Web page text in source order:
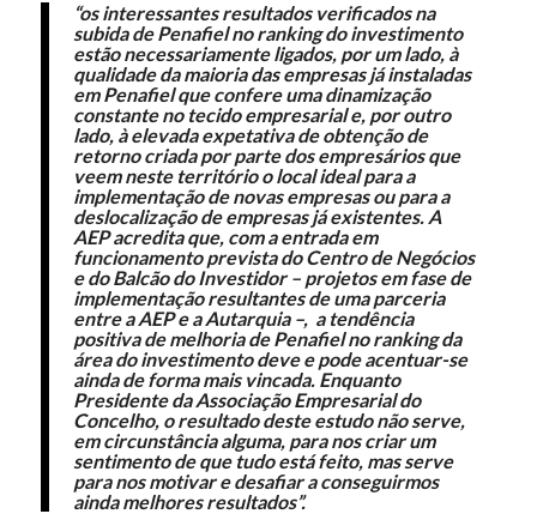
“os interessantes resultados verificados na
subida de Penafiel no ranking do investimento
estão necessariamente ligados, por um lado, à
qualidade da maioria das empresas já instaladas
em Penafiel que confere uma dinamização
constante no tecido empresarial e, por outro
lado, à elevada expetativa de obtenção de
retorno criada por parte dos empresários que
veem neste território o local ideal para a
implementação de novas empresas ou para a
deslocalização de empresas já existentes. A
AEP acredita que, com a entrada em
funcionamento prevista do Centro de Negócios
e do Balcão do Investidor – projetos em fase de
implementação resultantes de uma parceria
entre a AEP e a Autarquia –, a tendência
positiva de melhoria de Penafiel no ranking da
área do investimento deve e pode acentuar-se
ainda de forma mais vincada. Enquanto
Presidente da Associação Empresarial do
Concelho, o resultado deste estudo não serve,
em circunstância alguma, para nos criar um
sentimento de que tudo está feito, mas serve
para nos motivar e desafiar a conseguirmos
ainda melhores resultados”.